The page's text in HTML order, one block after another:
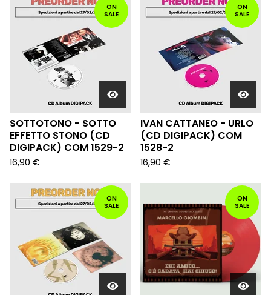
ON
SALE
SOTTOTONO - SOTTO
EFFETTO STONO (CD
DIGIPACK) COM 1529-2
16,90 €
ON
SALE
IVAN CATTANEO - URLO
(CD DIGIPACK) COM
1528-2
16,90 €
ON
SALE
ON
SALE